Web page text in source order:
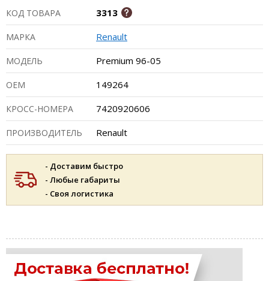
КОД ТОВАРА 3313
МАРКА Renault
МОДЕЛЬ Premium 96-05
ОЕМ 149264
КРОСС-НОМЕРА 7420920606
ПРОИЗВОДИТЕЛЬ Renault
- Доставим быстро
- Любые габариты
- Своя логистика